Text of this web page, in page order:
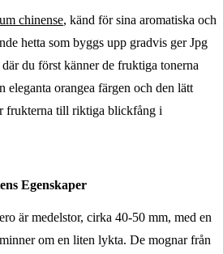
chinense, känd för sina aromatiska och
hetta som byggs upp gradvis ger Jpg
du först känner de fruktiga tonerna
eleganta orangea färgen och den lätt
frukterna till riktiga blickfång i
Egenskaper
är medelstor, cirka 40-50 mm, med en
om en liten lykta. De mognar från